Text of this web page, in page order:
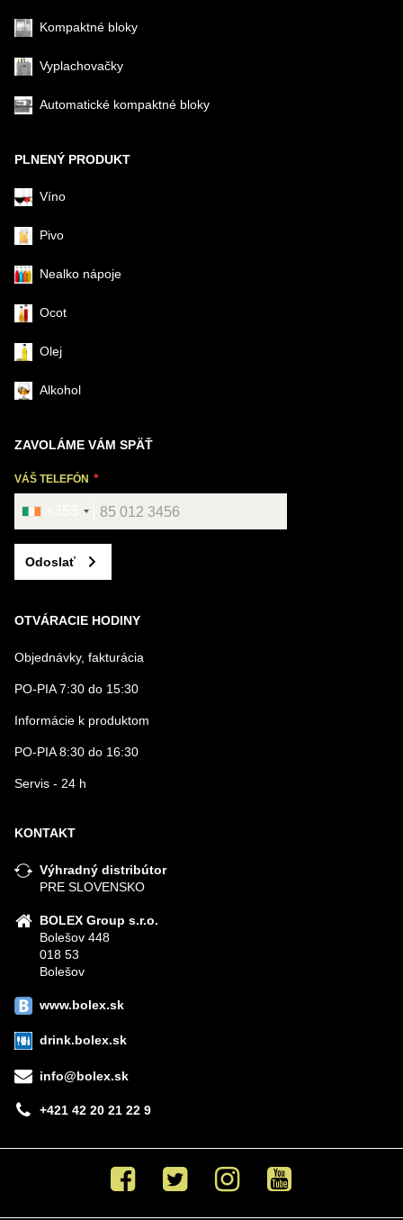
Kompaktné bloky
Vyplachovačky
Automatické kompaktné bloky
PLNENÝ PRODUKT
Víno
Pivo
Nealko nápoje
Ocot
Olej
Alkohol
ZAVOLÁME VÁM SPÄŤ
VÁŠ TELEFÓN
Odoslať
OTVÁRACIE HODINY
Objednávky, fakturácia
PO-PIA 7:30 do 15:30
Informácie k produktom
PO-PIA 8:30 do 16:30
Servis - 24 h
KONTAKT
Výhradný distribútor
PRE SLOVENSKO
BOLEX Group s.r.o.
Bolešov 448
018 53
Bolešov
www.bolex.sk
drink.bolex.sk
info@bolex.sk
+421 42 20 21 22 9
Facebook Twitter Instagram Youtube